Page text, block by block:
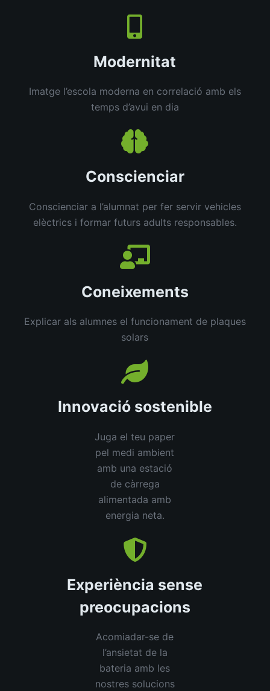
Modernitat
Imatge l’escola moderna en correlació amb els
temps d’avui en dia
Conscienciar
Conscienciar a l’alumnat per fer servir vehicles
elèctrics i formar futurs adults responsables.
Coneixements
Explicar als alumnes el funcionament de plaques
solars
Innovació sostenible
Juga el teu paper
pel medi ambient
amb una estació
de càrrega
alimentada amb
energia neta.
Experiència sense
preocupacions
Acomiadar-se de
l’ansietat de la
bateria amb les
nostres solucions